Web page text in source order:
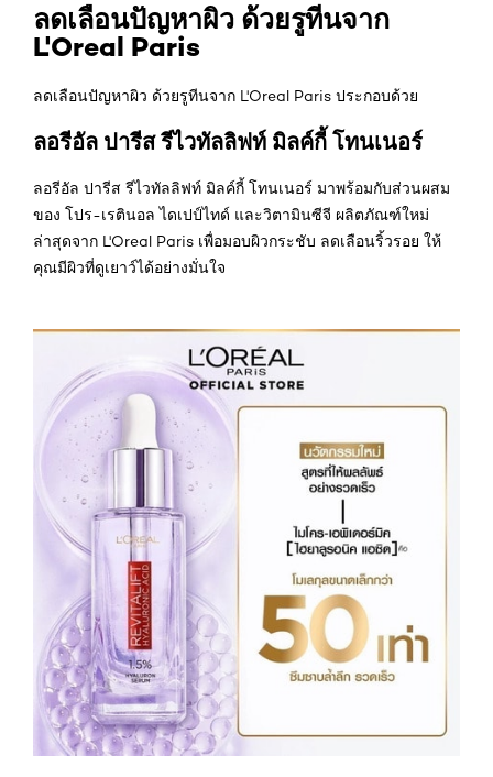
ลดเลือนปัญหาผิว ด้วยรูทีนจาก
L'Oreal Paris
ลดเลือนปัญหาผิว ด้วยรูทีนจาก L'Oreal Paris ประกอบด้วย
ลอรีอัล ปารีส รีไวทัลลิฟท์ มิลค์กี้ โทนเนอร์
ลอรีอัล ปารีส รีไวทัลลิฟท์ มิลค์กี้ โทนเนอร์ มาพร้อมกับส่วนผสม
ของ โปร-เรตินอล ไดเปป์ไทด์ และวิตามินซีจี ผลิตภัณฑ์ใหม่
ล่าสุดจาก L'Oreal Paris เพื่อมอบผิวกระชับ ลดเลือนริ้วรอย ให้
คุณมีผิวที่ดูเยาว์ได้อย่างมั่นใจ